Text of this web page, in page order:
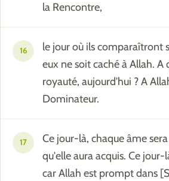
la Rencontre,
16
le jour où ils comparaîtront
eux ne soit caché à Allah.
royauté, aujourd'hui ? A
Dominateur.
17
Ce jour-là, chaque âme
qu'elle aura acquis. Ce jour-
car Allah est prompt dans